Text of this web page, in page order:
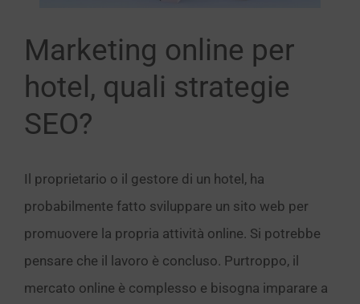
Marketing online per
hotel, quali strategie
SEO?
Il proprietario o il gestore di un hotel, ha
probabilmente fatto sviluppare un sito web per
promuovere la propria attività online. Si potrebbe
pensare che il lavoro è concluso. Purtroppo, il
mercato online è complesso e bisogna imparare a